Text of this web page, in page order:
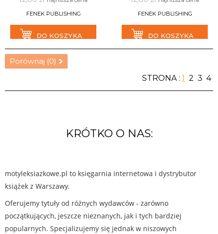
FENEK PUBLISHING
DO KOSZYKA
FENEK PUBLISHING
DO KOSZYKA
Porównaj (0)
STRONA : 1 2 3 4
KRÓTKO O NAS:
motyleksiazkowe.pl to księgarnia internetowa i dystrybutor
książek z Warszawy.
Oferujemy tytuły od różnych wydawców - zarówno
początkujących, jeszcze nieznanych, jak i tych bardziej
popularnych. Specjalizujemy się jednak w niszowych